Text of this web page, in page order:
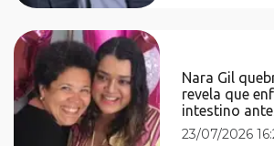
Nara Gil
revela que
intestino
23/07/2026